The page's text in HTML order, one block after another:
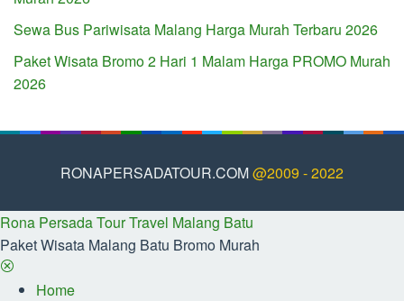
Sewa Bus Pariwisata Malang Harga Murah Terbaru 2026
Paket Wisata Bromo 2 Hari 1 Malam Harga PROMO Murah
2026
RONAPERSADATOUR.COM@2009 - 2022
Rona Persada Tour Travel Malang Batu
Paket Wisata Malang Batu Bromo Murah
Home